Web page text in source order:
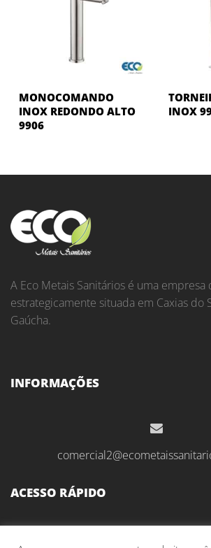
MONOCOMANDO
INOX REDONDO ALTO
9906
INOX
A Eco Metais Sanitários é uma empresa
estrategicamente situada em Caxias do
Gaúcha.
INFORMAÇÕES
ACESSO RÁPIDO